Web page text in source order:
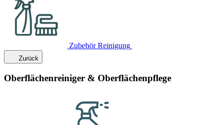
Zubehör Reinigung
Zurück
Oberflächenreiniger & Oberflächenpflege